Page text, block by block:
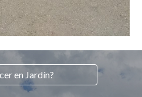
en Jardín?